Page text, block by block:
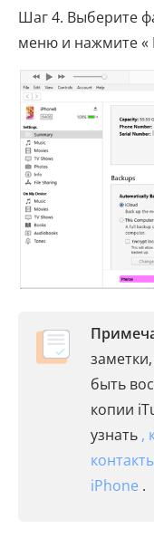
Шаг 4. Выберите
меню и нажмите «
быть
копии
узнать ,
iPhone .